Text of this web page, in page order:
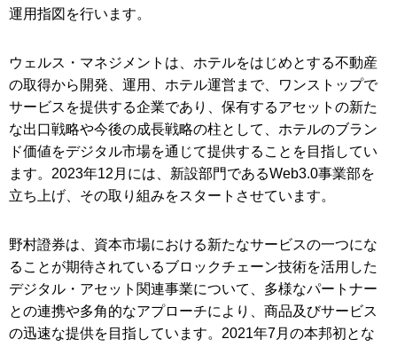
運用指図を行います。
ウェルス・マネジメントは、ホテルをはじめとする不動産
の取得から開発、運用、ホテル運営まで、ワンストップで
サービスを提供する企業であり、保有するアセットの新た
な出口戦略や今後の成長戦略の柱として、ホテルのブラン
ド価値をデジタル市場を通じて提供することを目指してい
ます。2023年12月には、新設部門であるWeb3.0事業部を
立ち上げ、その取り組みをスタートさせています。
野村證券は、資本市場における新たなサービスの一つにな
ることが期待されているブロックチェーン技術を活用した
デジタル・アセット関連事業について、多様なパートナー
との連携や多角的なアプローチにより、商品及びサービス
の迅速な提供を目指しています。2021年7月の本邦初とな